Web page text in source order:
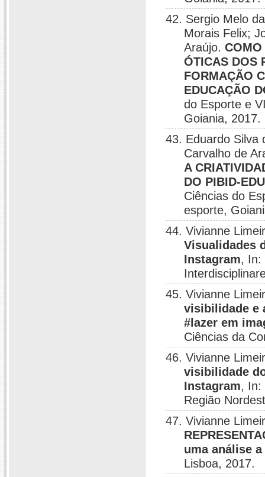
42. Sergio Melo
Morais Felix;
Araújo.COMO
ÓTICAS DOS
FORMAÇÃO
EDUCAÇÃO
do Esporte e
Goiania, 2017.
43. Eduardo Silva
Carvalho de
A
DO PIBID-
Ciências do
esporte,
44. Vivianne
Visualidades
Instagram, In:
45. Vivianne
visibilidade e
#lazer em
Ciências da
46. Vivianne
visibilidade
Instagram, In:
Região
47. Vivianne
uma análise
Lisboa, 2017.